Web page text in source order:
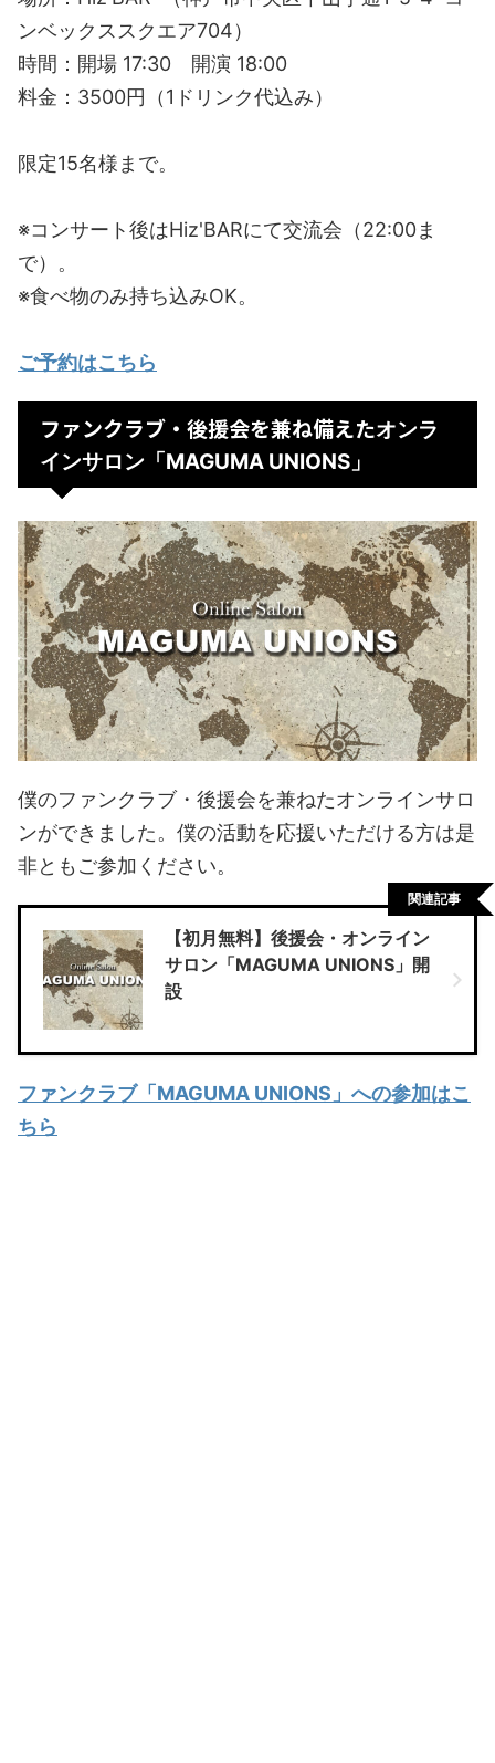
ンベックススクエア704）
時間：開場 17:30 開演 18:00
料金：3500円（1ドリンク代込み）
限定15名様まで。
※コンサート後はHiz'BARにて交流会（22:00ま
で）。
※食べ物のみ持ち込みOK。
ご予約はこちら
ファンクラブ・後援会を兼ね備えたオンラ
インサロン「MAGUMA UNIONS」
僕のファンクラブ・後援会を兼ねたオンラインサロ
ンができました。僕の活動を応援いただける方は是
非ともご参加ください。
【初月無料】後援会・オンライン
サロン「MAGUMA UNIONS」開
設
関連記事
ファンクラブ「MAGUMA UNIONS」への参加はこ
ちら